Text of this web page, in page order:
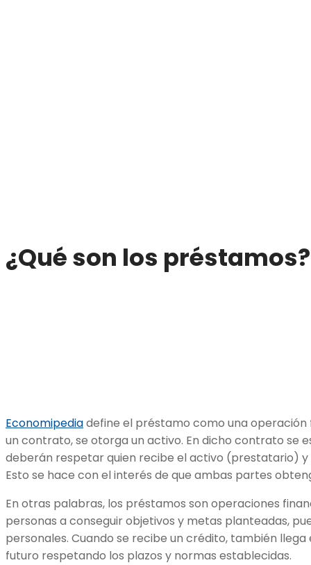
¿Qué son los préstamos?
Economipediadefine el préstamo como una operación
un contrato, se otorga un activo. En dicho contrato se
deberán respetar quien recibe el activo (prestatario)
Esto se hace con el interés de que ambas partes
En otras palabras, los préstamos son operaciones
personas a conseguir objetivos y metas planteadas,
personales. Cuando se recibe un crédito, también
futuro respetando los plazos y normas establecidas.